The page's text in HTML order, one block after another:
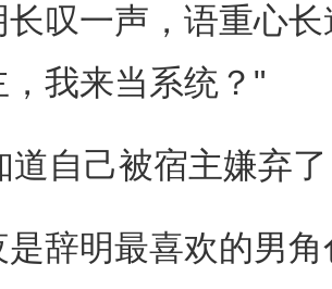
一声，语重心长
我来当系统？"
己被宿主嫌弃了
明最喜欢的男角